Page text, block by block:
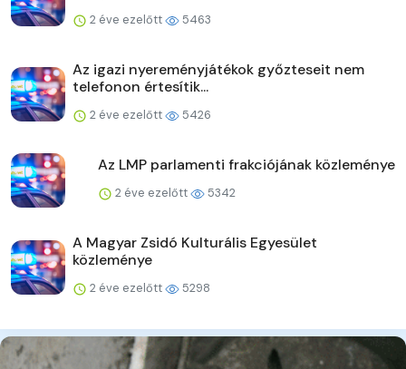
2 éve ezelőtt 5463
Az igazi nyereményjátékok győzteseit nem
telefonon értesítik...
2 éve ezelőtt 5426
Az LMP parlamenti frakciójának közleménye
2 éve ezelőtt 5342
A Magyar Zsidó Kulturális Egyesület
közleménye
2 éve ezelőtt 5298